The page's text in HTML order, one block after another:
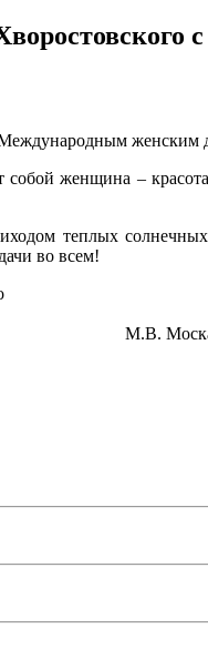
женским
собой женщина –
теплых
во всем!
М.В.